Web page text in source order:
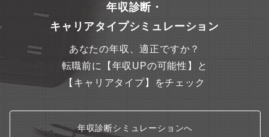
年収診断・
キャリアタイプシミュレーション
あなたの年収、適正ですか？
転職前に【年収UPの可能性】と
【キャリアタイプ】をチェック
年収診断シミュレーションへ